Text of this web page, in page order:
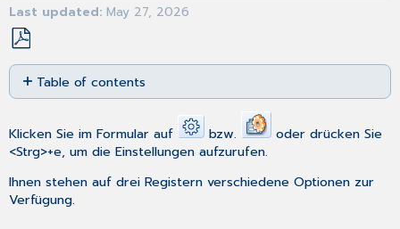
Last updated May 27, 2026
Save
as
PDF
Table of contents
Allgemein
Bereich
Register
Drucken
Klicken Sie im Formular auf bzw.
oder drücken Sie
<Strg>+e, um die Einstellungen aufzurufen.
Ihnen stehen auf drei Registern verschiedene Optionen zur
Verfügung.